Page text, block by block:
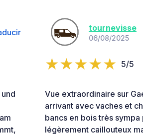
tournevisse
06/08/2025
5/5
Vue extraordinaire sur
arrivant avec vaches et
bancs en bois très
légèrement caillouteux